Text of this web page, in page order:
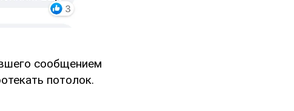
сообщением
потолок.